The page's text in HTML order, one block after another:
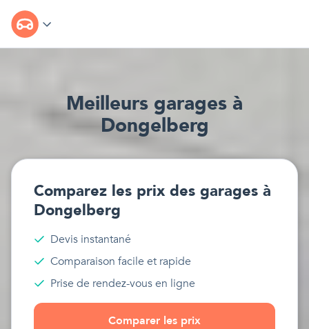
Meilleurs garages à
Dongelberg
Comparez les prix des garages à
Dongelberg
Devis instantané
Comparaison facile et rapide
Prise de rendez-vous en ligne
Comparer les prix